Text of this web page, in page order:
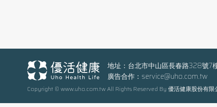
以最快速度修復身體健康。 「點滴治療」專門診
所 優點NK精準改善健康狀況 「很少有功能醫學
診所使用那麼多針劑，因為他們的設備與檢測往
往不比大醫院，醫師也比較熟悉口服藥物，在
地址：台北市中山區長春路328號7
廣告合作： service@uho.com.tw
Copyright © www.uho.com.tw All Rights Reserved By 優活健康股份有限